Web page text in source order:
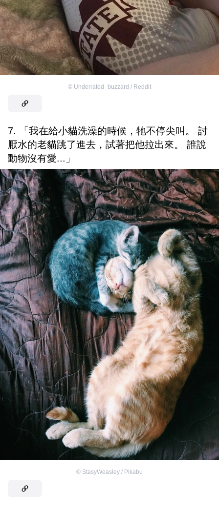
© Underrated_buzzard / Reddit
7. 「我在給小貓洗澡的時候，牠不停尖叫。 討
厭水的老貓跳了進去，試著把他拉出來。 誰說
動物沒有愛...」
© StasyWeasley / Pikabu